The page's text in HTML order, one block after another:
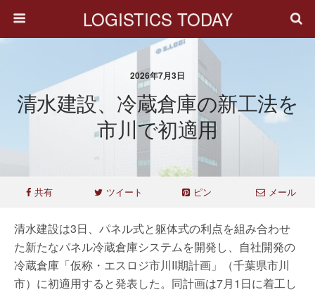
LOGISTICS TODAY
2026年7月3日
清水建設、冷蔵倉庫の新工法を
市川で初適用
共有 ツイート ピン メール
清水建設は3日、パネル式と躯体式の利点を組み合わせ
た新たなパネル冷蔵倉庫システムを開発し、自社開発の
冷蔵倉庫「仮称・エスロジ市川II期計画」（千葉県市川
市）に初適用すると発表した。同計画は7月1日に着工し